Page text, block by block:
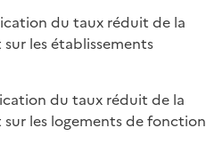
du taux réduit de la
les établissements
du taux réduit de la
les logements de fonction